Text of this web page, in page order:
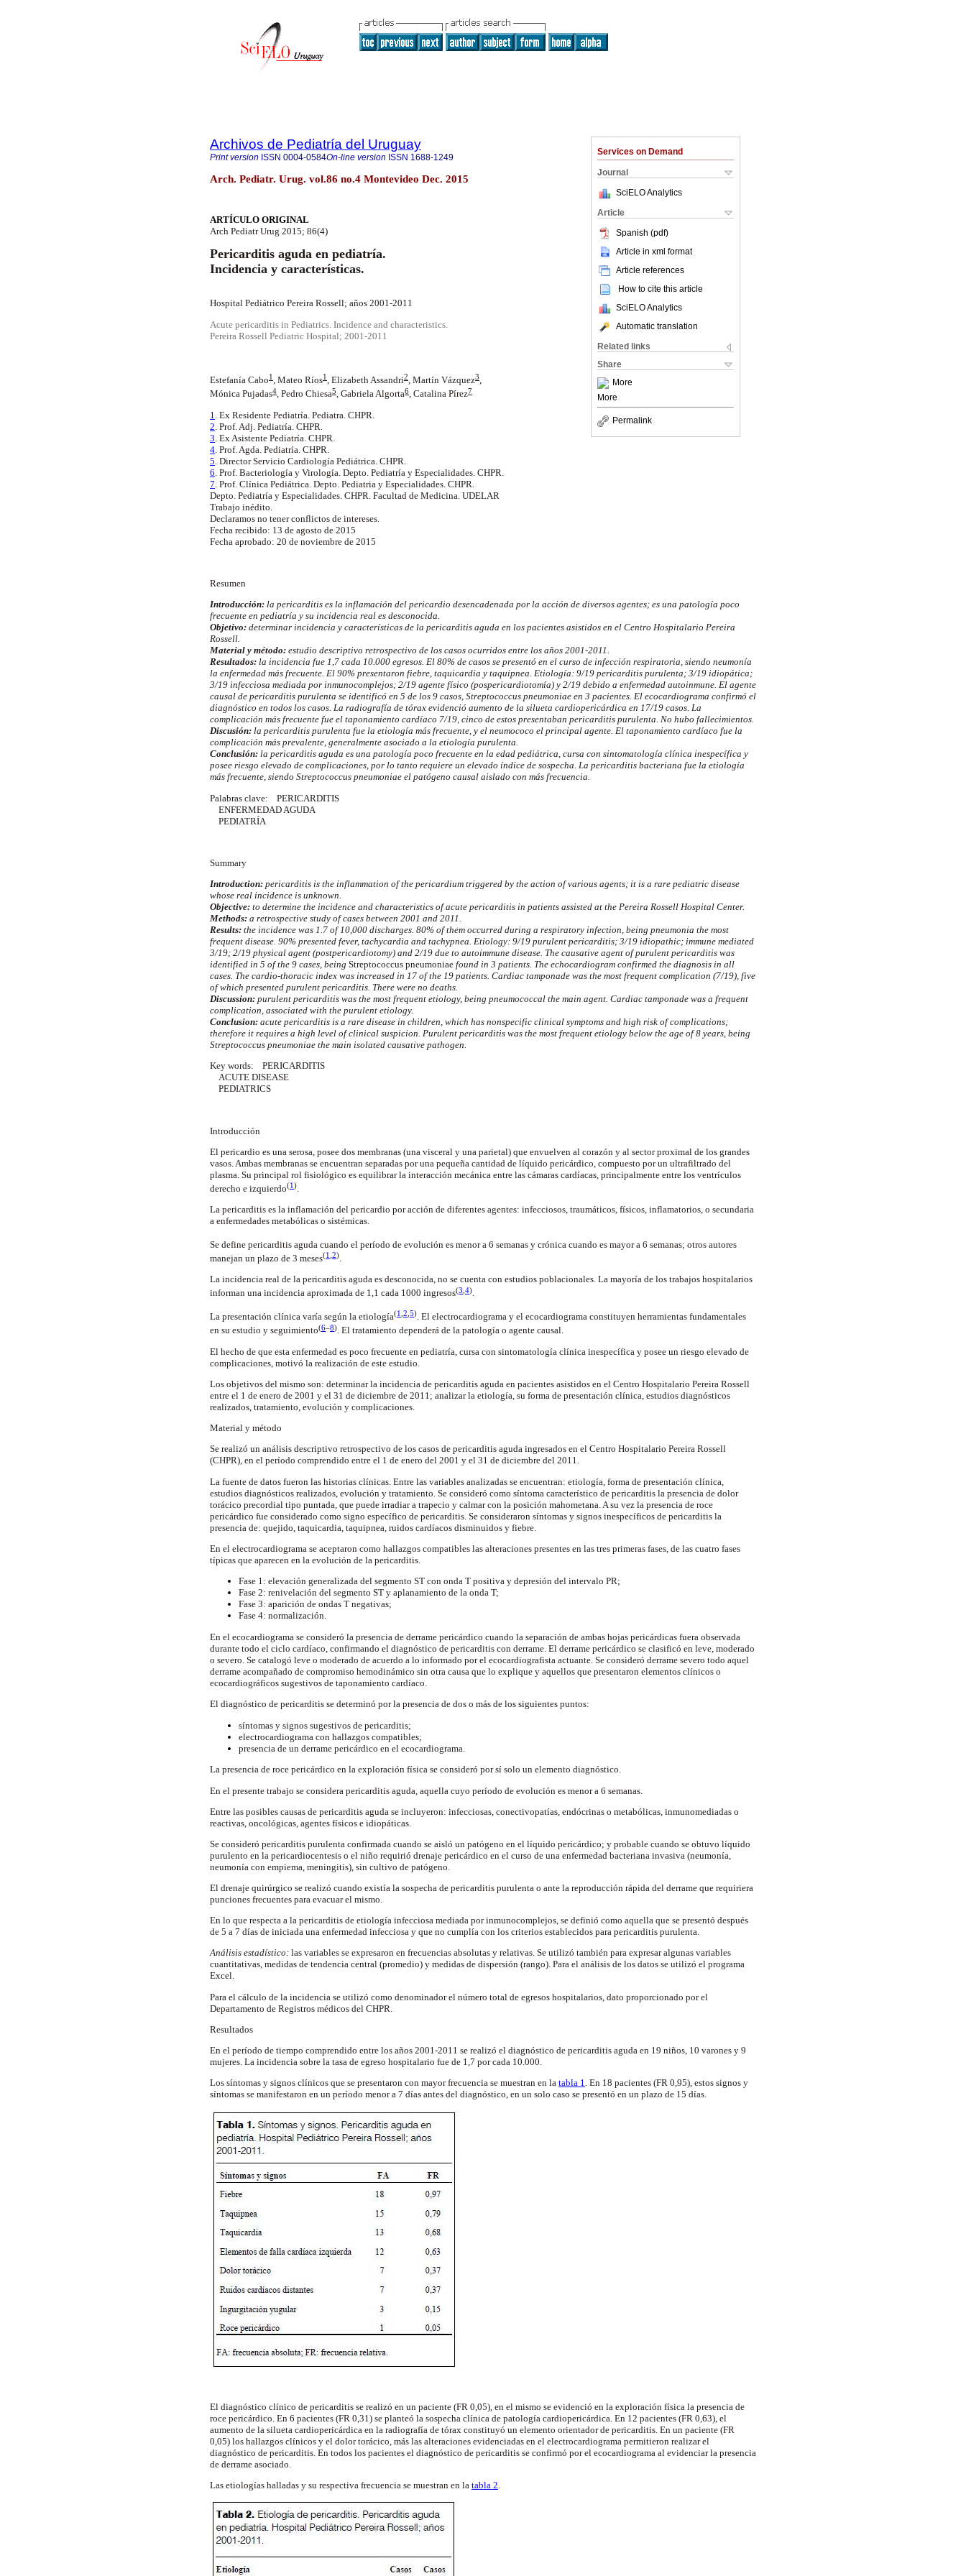
Services on Demand
Journal
SciELO Analytics
Article
Spanish (pdf)
Article in xml format
Article references
How to cite this article
SciELO Analytics
Automatic translation
Related links
Share
More
More
Permalink
Archivos de Pediatría del Uruguay
Print version ISSN 0004-0584On-line version ISSN 1688-1249
Arch. Pediatr. Urug. vol.86 no.4 Montevideo Dec. 2015
ARTÍCULO ORIGINAL
Arch Pediatr Urug 2015; 86(4)
Pericarditis aguda en pediatría.
Incidencia y características.
Hospital Pediátrico Pereira Rossell; años 2001-2011
Acute pericarditis in Pediatrics. Incidence and characteristics.
Pereira Rossell Pediatric Hospital; 2001-2011
Estefanía Cabo1, Mateo Ríos1, Elizabeth Assandri2, Martín Vázquez3,
Mónica Pujadas4, Pedro Chiesa5, Gabriela Algorta6, Catalina Pírez7
1 . Ex Residente Pediatría. Pediatra. CHPR.
2 . Prof. Adj. Pediatría. CHPR.
3 . Ex Asistente Pediatría. CHPR.
4 . Prof. Agda. Pediatría. CHPR.
5 . Director Servicio Cardiología Pediátrica. CHPR.
6 . Prof. Bacteriología y Virología. Depto. Pediatría y Especialidades. CHPR.
7 . Prof. Clínica Pediátrica. Depto. Pediatria y Especialidades. CHPR.
Depto. Pediatría y Especialidades. CHPR. Facultad de Medicina. UDELAR
Trabajo inédito.
Declaramos no tener conflictos de intereses.
Fecha recibido: 13 de agosto de 2015
Fecha aprobado: 20 de noviembre de 2015
Resumen
Introducción: la pericarditis es la inflamación del pericardio desencadenada por la acción de diversos agentes; es una patología poco
frecuente en pediatría y su incidencia real es desconocida.
Objetivo: determinar incidencia y características de la pericarditis aguda en los pacientes asistidos en el Centro Hospitalario Pereira
Rossell.
Material y método: estudio descriptivo retrospectivo de los casos ocurridos entre los años 2001-2011.
Resultados: la incidencia fue 1,7 cada 10.000 egresos. El 80% de casos se presentó en el curso de infección respiratoria, siendo neumonía
la enfermedad más frecuente. El 90% presentaron fiebre, taquicardia y taquipnea. Etiología: 9/19 pericarditis purulenta; 3/19 idiopática;
3/19 infecciosa mediada por inmunocomplejos; 2/19 agente físico (pospericardiotomía) y 2/19 debido a enfermedad autoinmune. El agente
causal de pericarditis purulenta se identificó en 5 de los 9 casos, Streptococcus pneumoniae en 3 pacientes. El ecocardiograma confirmó el
diagnóstico en todos los casos. La radiografía de tórax evidenció aumento de la silueta cardiopericárdica en 17/19 casos. La
complicación más frecuente fue el taponamiento cardíaco 7/19, cinco de estos presentaban pericarditis purulenta. No hubo fallecimientos.
Discusión: la pericarditis purulenta fue la etiología más frecuente, y el neumococo el principal agente. El taponamiento cardíaco fue la
complicación más prevalente, generalmente asociado a la etiología purulenta.
Conclusión: la pericarditis aguda es una patología poco frecuente en la edad pediátrica, cursa con sintomatología clínica inespecífica y
posee riesgo elevado de complicaciones, por lo tanto requiere un elevado índice de sospecha. La pericarditis bacteriana fue la etiología
más frecuente, siendo Streptococcus pneumoniae el patógeno causal aislado con más frecuencia.
Palabras clave: PERICARDITIS
ENFERMEDAD AGUDA
PEDIATRÍA
Summary
Introduction: pericarditis is the inflammation of the pericardium triggered by the action of various agents; it is a rare pediatric disease
whose real incidence is unknown.
Objective: to determine the incidence and characteristics of acute pericarditis in patients assisted at the Pereira Rossell Hospital Center.
Methods: a retrospective study of cases between 2001 and 2011.
Results: the incidence was 1.7 of 10,000 discharges. 80% of them occurred during a respiratory infection, being pneumonia the most
frequent disease. 90% presented fever, tachycardia and tachypnea. Etiology: 9/19 purulent pericarditis; 3/19 idiopathic; immune mediated
3/19; 2/19 physical agent (postpericardiotomy) and 2/19 due to autoimmune disease. The causative agent of purulent pericarditis was
identified in 5 of the 9 cases, being Streptococcus pneumoniae found in 3 patients. The echocardiogram confirmed the diagnosis in all
cases. The cardio-thoracic index was increased in 17 of the 19 patients. Cardiac tamponade was the most frequent complication (7/19), five
of which presented purulent pericarditis. There were no deaths.
Discussion: purulent pericarditis was the most frequent etiology, being pneumococcal the main agent. Cardiac tamponade was a frequent
complication, associated with the purulent etiology.
Conclusion: acute pericarditis is a rare disease in children, which has nonspecific clinical symptoms and high risk of complications;
therefore it requires a high level of clinical suspicion. Purulent pericarditis was the most frequent etiology below the age of 8 years, being
Streptococcus pneumoniae the main isolated causative pathogen.
Key words: PERICARDITIS
ACUTE DISEASE
PEDIATRICS
Introducción
El pericardio es una serosa, posee dos membranas (una visceral y una parietal) que envuelven al corazón y al sector proximal de los grandes
vasos. Ambas membranas se encuentran separadas por una pequeña cantidad de líquido pericárdico, compuesto por un ultrafiltrado del
plasma. Su principal rol fisiológico es equilibrar la interacción mecánica entre las cámaras cardíacas, principalmente entre los ventrículos
derecho e izquierdo(1).
La pericarditis es la inflamación del pericardio por acción de diferentes agentes: infecciosos, traumáticos, físicos, inflamatorios, o secundaria
a enfermedades metabólicas o sistémicas.
Se define pericarditis aguda cuando el período de evolución es menor a 6 semanas y crónica cuando es mayor a 6 semanas; otros autores
manejan un plazo de 3 meses(1 2).
La incidencia real de la pericarditis aguda es desconocida, no se cuenta con estudios poblacionales. La mayoría de los trabajos hospitalarios
informan una incidencia aproximada de 1,1 cada 1000 ingresos(3 4).
La presentación clínica varía según la etiología(1 2 5). El electrocardiograma y el ecocardiograma constituyen herramientas fundamentales
en su estudio y seguimiento(6–8). El tratamiento dependerá de la patología o agente causal.
El hecho de que esta enfermedad es poco frecuente en pediatría, cursa con sintomatología clínica inespecífica y posee un riesgo elevado de
complicaciones, motivó la realización de este estudio.
Los objetivos del mismo son: determinar la incidencia de pericarditis aguda en pacientes asistidos en el Centro Hospitalario Pereira Rossell
entre el 1 de enero de 2001 y el 31 de diciembre de 2011; analizar la etiología, su forma de presentación clínica, estudios diagnósticos
realizados, tratamiento, evolución y complicaciones.
Material y método
Se realizó un análisis descriptivo retrospectivo de los casos de pericarditis aguda ingresados en el Centro Hospitalario Pereira Rossell
(CHPR), en el período comprendido entre el 1 de enero del 2001 y el 31 de diciembre del 2011.
La fuente de datos fueron las historias clínicas. Entre las variables analizadas se encuentran: etiología, forma de presentación clínica,
estudios diagnósticos realizados, evolución y tratamiento. Se consideró como síntoma característico de pericarditis la presencia de dolor
torácico precordial tipo puntada, que puede irradiar a trapecio y calmar con la posición mahometana. A su vez la presencia de roce
pericárdico fue considerado como signo específico de pericarditis. Se consideraron síntomas y signos inespecíficos de pericarditis la
presencia de: quejido, taquicardia, taquipnea, ruidos cardíacos disminuidos y fiebre.
En el electrocardiograma se aceptaron como hallazgos compatibles las alteraciones presentes en las tres primeras fases, de las cuatro fases
típicas que aparecen en la evolución de la pericarditis.
Fase 1: elevación generalizada del segmento ST con onda T positiva y depresión del intervalo PR;
Fase 2: renivelación del segmento ST y aplanamiento de la onda T;
Fase 3: aparición de ondas T negativas;
Fase 4: normalización.
En el ecocardiograma se consideró la presencia de derrame pericárdico cuando la separación de ambas hojas pericárdicas fuera observada
durante todo el ciclo cardíaco, confirmando el diagnóstico de pericarditis con derrame. El derrame pericárdico se clasificó en leve, moderado
o severo. Se catalogó leve o moderado de acuerdo a lo informado por el ecocardiografista actuante. Se consideró derrame severo todo aquel
derrame acompañado de compromiso hemodinámico sin otra causa que lo explique y aquellos que presentaron elementos clínicos o
ecocardiográficos sugestivos de taponamiento cardíaco.
El diagnóstico de pericarditis se determinó por la presencia de dos o más de los siguientes puntos:
síntomas y signos sugestivos de pericarditis;
electrocardiograma con hallazgos compatibles;
presencia de un derrame pericárdico en el ecocardiograma.
La presencia de roce pericárdico en la exploración física se consideró por sí solo un elemento diagnóstico.
En el presente trabajo se considera pericarditis aguda, aquella cuyo período de evolución es menor a 6 semanas.
Entre las posibles causas de pericarditis aguda se incluyeron: infecciosas, conectivopatías, endócrinas o metabólicas, inmunomediadas o
reactivas, oncológicas, agentes físicos e idiopáticas.
Se consideró pericarditis purulenta confirmada cuando se aisló un patógeno en el líquido pericárdico; y probable cuando se obtuvo líquido
purulento en la pericardiocentesis o el niño requirió drenaje pericárdico en el curso de una enfermedad bacteriana invasiva (neumonía,
neumonía con empiema, meningitis), sin cultivo de patógeno.
El drenaje quirúrgico se realizó cuando existía la sospecha de pericarditis purulenta o ante la reproducción rápida del derrame que requiriera
punciones frecuentes para evacuar el mismo.
En lo que respecta a la pericarditis de etiología infecciosa mediada por inmunocomplejos, se definió como aquella que se presentó después
de 5 a 7 días de iniciada una enfermedad infecciosa y que no cumplía con los criterios establecidos para pericarditis purulenta.
Análisis estadístico: las variables se expresaron en frecuencias absolutas y relativas. Se utilizó también para expresar algunas variables
cuantitativas, medidas de tendencia central (promedio) y medidas de dispersión (rango). Para el análisis de los datos se utilizó el programa
Excel.
Para el cálculo de la incidencia se utilizó como denominador el número total de egresos hospitalarios, dato proporcionado por el
Departamento de Registros médicos del CHPR.
Resultados
En el período de tiempo comprendido entre los años 2001-2011 se realizó el diagnóstico de pericarditis aguda en 19 niños, 10 varones y 9
mujeres. La incidencia sobre la tasa de egreso hospitalario fue de 1,7 por cada 10.000.
Los síntomas y signos clínicos que se presentaron con mayor frecuencia se muestran en la tabla 1. En 18 pacientes (FR 0,95), estos signos y
síntomas se manifestaron en un período menor a 7 días antes del diagnóstico, en un solo caso se presentó en un plazo de 15 días.
El diagnóstico clínico de pericarditis se realizó en un paciente (FR 0,05), en el mismo se evidenció en la exploración física la presencia de
roce pericárdico. En 6 pacientes (FR 0,31) se planteó la sospecha clínica de patología cardiopericárdica. En 12 pacientes (FR 0,63), el
aumento de la silueta cardiopericárdica en la radiografía de tórax constituyó un elemento orientador de pericarditis. En un paciente (FR
0,05) los hallazgos clínicos y el dolor torácico, más las alteraciones evidenciadas en el electrocardiograma permitieron realizar el
diagnóstico de pericarditis. En todos los pacientes el diagnóstico de pericarditis se confirmó por el ecocardiograma al evidenciar la presencia
de derrame asociado.
Las etiologías halladas y su respectiva frecuencia se muestran en la tabla 2